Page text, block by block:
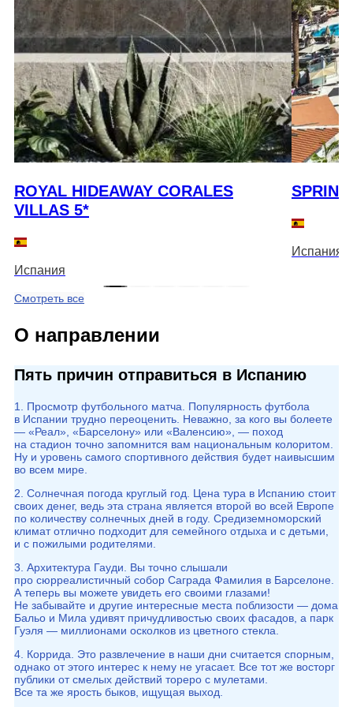
ROYAL HIDEAWAY CORALES
VILLAS 5*
Испания
Испания
Смотреть все
О направлении
Пять причин отправиться в Испанию
1. Просмотр футбольного матча. Популярность футбола
в Испании трудно переоценить. Неважно, за кого вы болеете
— «Реал», «Барселону» или «Валенсию», — поход
на стадион точно запомнится вам национальным колоритом.
Ну и уровень самого спортивного действия будет наивысшим
во всем мире.
2. Солнечная погода круглый год. Цена тура в Испанию стоит
своих денег, ведь эта страна является второй во всей Европе
по количеству солнечных дней в году. Средиземноморский
климат отлично подходит для семейного отдыха и с детьми,
и с пожилыми родителями.
3. Архитектура Гауди. Вы точно слышали
про сюрреалистичный собор Саграда Фамилия в Барселоне.
А теперь вы можете увидеть его своими глазами!
Не забывайте и другие интересные места поблизости — дома
Бальо и Мила удивят причудливостью своих фасадов, а парк
Гуэля — миллионами осколков из цветного стекла.
4. Коррида. Это развлечение в наши дни считается спорным,
однако от этого интерес к нему не угасает. Все тот же восторг
публики от смелых действий тореро с мулетами.
Все та же ярость быков, ищущая выход.